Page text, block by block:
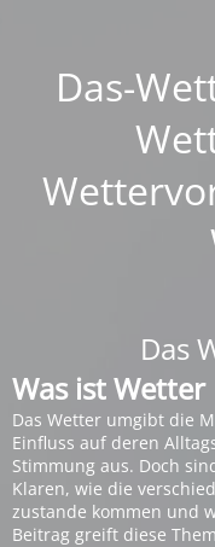
Das-
Das
Was ist Wetter
Das Wetter umgibt die
Einfluss auf deren
Stimmung aus. Doch
Klaren, wie die
zustande kommen und
Beitrag greift diese